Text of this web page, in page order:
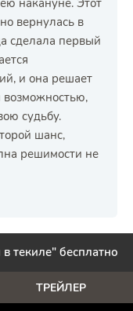
накануне. Этот
вернулась в
сделала первый
и она решает
возможностью,
судьбу.
шанс,
решимости не
текиле" бесплатно
ТРЕЙЛЕР